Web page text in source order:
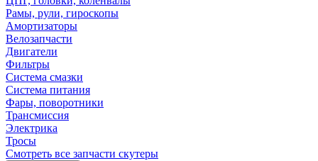
Рамы, рули, гироскопы
Амортизаторы
Велозапчасти
Двигатели
Фильтры
Система смазки
Система питания
Фары, поворотники
Трансмиссия
Электрика
Тросы
Смотреть все запчасти скутеры